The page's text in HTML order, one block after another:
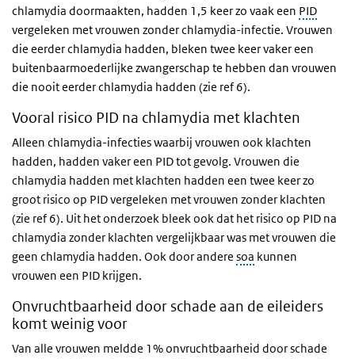
chlamydia doormaakten, hadden 1,5 keer zo vaak een PID
vergeleken met vrouwen zonder chlamydia-infectie. Vrouwen
die eerder chlamydia hadden, bleken twee keer vaker een
buitenbaarmoederlijke zwangerschap te hebben dan vrouwen
die nooit eerder chlamydia hadden (zie ref 6).
Vooral risico PID na chlamydia met klachten
Alleen chlamydia-infecties waarbij vrouwen ook klachten
hadden, hadden vaker een PID tot gevolg. Vrouwen die
chlamydia hadden met klachten hadden een twee keer zo
groot risico op PID vergeleken met vrouwen zonder klachten
(zie ref 6). Uit het onderzoek bleek ook dat het risico op PID na
chlamydia zonder klachten vergelijkbaar was met vrouwen die
geen chlamydia hadden. Ook door andere soa kunnen
vrouwen een PID krijgen.
Onvruchtbaarheid door schade aan de eileiders
komt weinig voor
Van alle vrouwen meldde 1% onvruchtbaarheid door schade